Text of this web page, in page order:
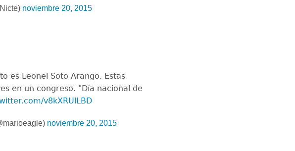
noviembre 20, 2015
es Leonel Soto Arango. Estas
en un congreso. "Día nacional de
v8kXRUlLBD
noviembre 20, 2015